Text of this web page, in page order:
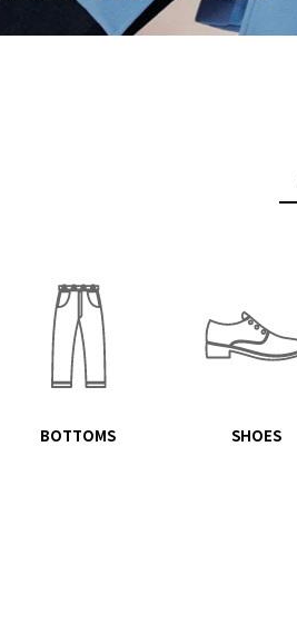
BOTTOMS SHOES